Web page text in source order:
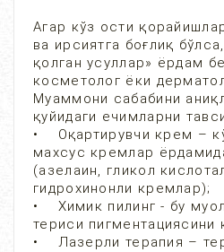
Агар кўз ости
ва ирсиятга боғлиқ
қолган усуллар» ёрдам
косметолог ёки
Муаммони сабабини
қуйидаги ечимларни
• Оқартирувчи крем –
махсус кремлар
(азелаин, гликол
гидрохинонли кремлар);
• Химик пилинг - бу
териси пигментациясини
• Лазерли терапия –